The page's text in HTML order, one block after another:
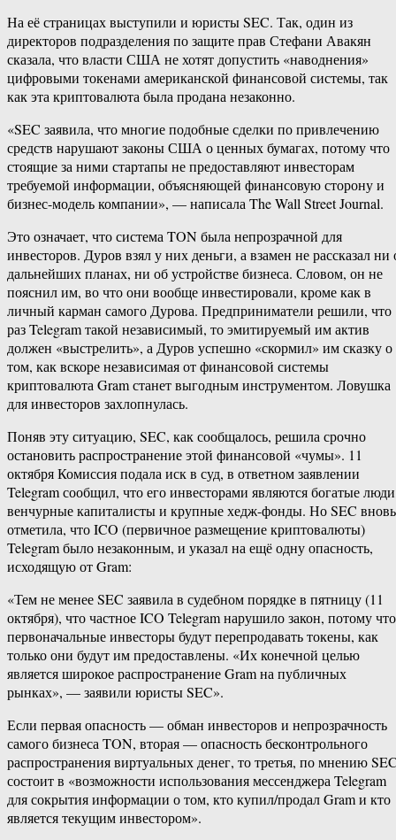
На её страницах выступили и юристы SEC. Так, один из
директоров подразделения по защите прав Стефани Авакян
сказала, что власти США не хотят допустить «наводнения»
цифровыми токенами американской финансовой системы, так
как эта криптовалюта была продана незаконно.
«SEC заявила, что многие подобные сделки по привлечению
средств нарушают законы США о ценных бумагах, потому что
стоящие за ними стартапы не предоставляют инвесторам
требуемой информации, объясняющей финансовую сторону и
бизнес-модель компании», — написала The Wall Street Journal.
Это означает, что система TON была непрозрачной для
инвесторов. Дуров взял у них деньги, а взамен не рассказал ни
дальнейших планах, ни об устройстве бизнеса. Словом, он не
пояснил им, во что они вообще инвестировали, кроме как в
личный карман самого Дурова. Предприниматели решили, что
раз Telegram такой независимый, то эмитируемый им актив
должен «выстрелить», а Дуров успешно «скормил» им сказку о
том, как вскоре независимая от финансовой системы
криптовалюта Gram станет выгодным инструментом. Ловушка
для инвесторов захлопнулась.
Поняв эту ситуацию, SEC, как сообщалось, решила срочно
остановить распространение этой финансовой «чумы». 11
октября Комиссия подала иск в суд, в ответном заявлении
Telegram сообщил, что его инвесторами являются богатые
венчурные капиталисты и крупные хедж-фонды. Но SEC вновь
отметила, что ICO (первичное размещение криптовалюты)
Telegram было незаконным, и указал на ещё одну опасность,
исходящую от Gram:
«Тем не менее SEC заявила в судебном порядке в пятницу (11
октября), что частное ICO Telegram нарушило закон, потому что
первоначальные инвесторы будут перепродавать токены, как
только они будут им предоставлены. «Их конечной целью
является широкое распространение Gram на публичных
рынках», — заявили юристы SEC».
Если первая опасность — обман инвесторов и непрозрачность
самого бизнеса TON, вторая — опасность бесконтрольного
распространения виртуальных денег, то третья, по мнению
состоит в «возможности использования мессенджера Telegram
для сокрытия информации о том, кто купил/продал Gram и кто
является текущим инвестором».